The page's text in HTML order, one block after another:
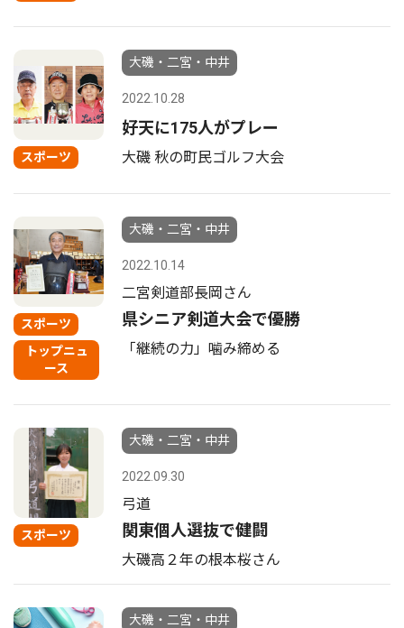
スポーツ
大磯・二宮・中井
2022.10.28
好天に175人がプレー
大磯 秋の町民ゴルフ大会
スポーツ
トップニュ
ース
大磯・二宮・中井
2022.10.14
二宮剣道部長岡さん
県シニア剣道大会で優勝
「継続の力」噛み締める
スポーツ
大磯・二宮・中井
2022.09.30
弓道
関東個人選抜で健闘
大磯高２年の根本桜さん
大磯・二宮・中井